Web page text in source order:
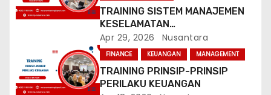
n
TRAINING SISTEM MANAJEMEN
KESELAMATAN
PERKERETAAPIAN (SMKP)
Apr 29, 2026 Nusantara
FINANCE KEUANGAN MANAGEMENT
TRAINING PRINSIP-PRINSIP
PERILAKU KEUANGAN